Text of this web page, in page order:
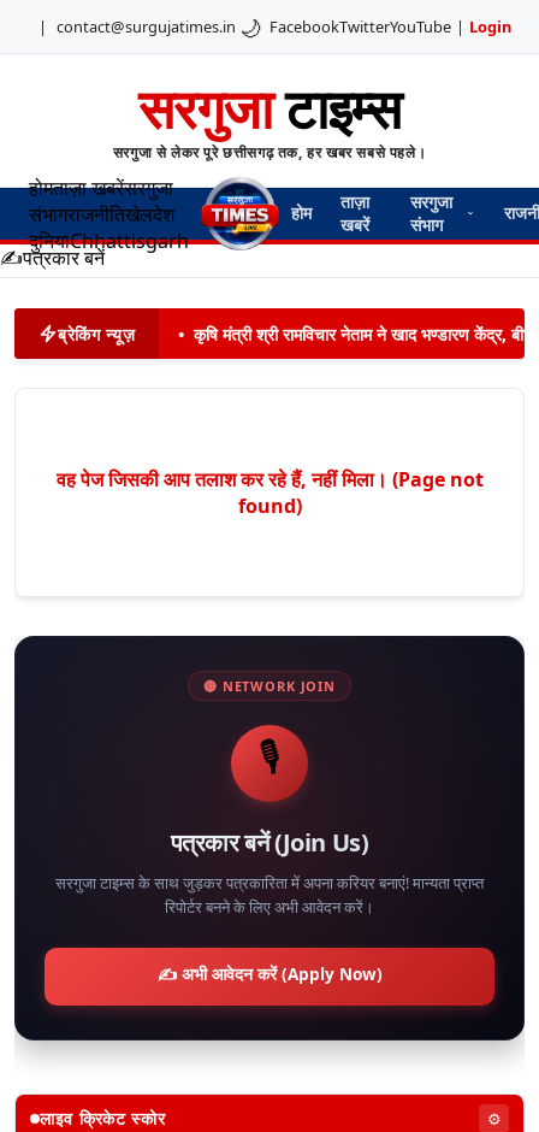
| contact@surgujatimes.in 🌙 FacebookTwitterYouTube | Login
सरगुजाटाइम्स
सरगुजा से लेकर पूरे छत्तीसगढ़ तक, हर खबर सबसे पहले।
होमताज़ा खबरेंसरगुजा
संभागराजनीतिखेलदेश
दुनियाChhattisgarh
होम
ताज़ा
खबरें
सरगुजा
संभाग
✍️पत्रकार बनें
ब्रेकिंग न्यूज़ • कृषि मंत्री श्री रामविचार नेताम ने खाद भण्डारण केंद्र,
वह पेज जिसकी आप तलाश कर रहे हैं, नहीं मिला। (Page not
found)
🔴 NETWORK JOIN
🎙️
पत्रकार बनें (Join Us)
सरगुजा टाइम्स के साथ जुड़कर पत्रकारिता में अपना करियर बनाएं! मान्यता प्राप्त
रिपोर्टर बनने के लिए अभी आवेदन करें।
✍️ अभी आवेदन करें (Apply Now)
लाइव क्रिकेट स्कोर ⚙️